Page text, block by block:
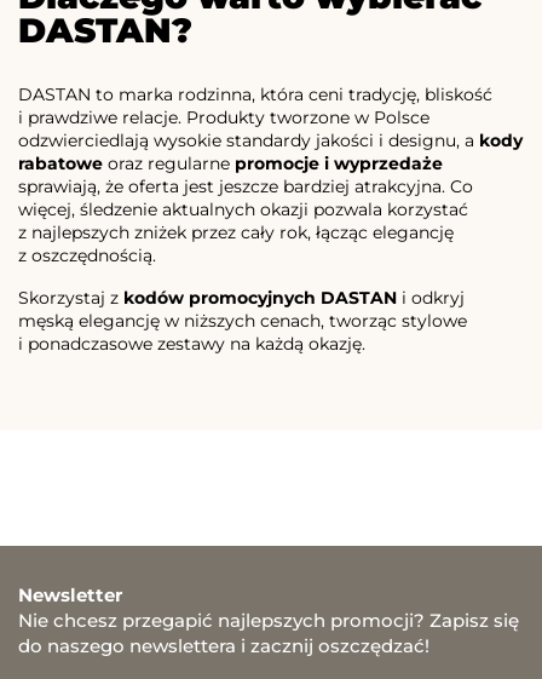
DASTAN?
DASTAN to marka rodzinna, która ceni tradycję, bliskość
i prawdziwe relacje. Produkty tworzone w Polsce
odzwierciedlają wysokie standardy jakości i designu, a kody
rabatowe oraz regularne promocje i wyprzedaże
sprawiają, że oferta jest jeszcze bardziej atrakcyjna. Co
więcej, śledzenie aktualnych okazji pozwala korzystać
z najlepszych zniżek przez cały rok, łącząc elegancję
z oszczędnością.
Skorzystaj z kodów promocyjnych DASTAN i odkryj
męską elegancję w niższych cenach, tworząc stylowe
i ponadczasowe zestawy na każdą okazję.
Newsletter
Nie chcesz przegapić najlepszych promocji? Zapisz się
do naszego newslettera i zacznij oszczędzać!